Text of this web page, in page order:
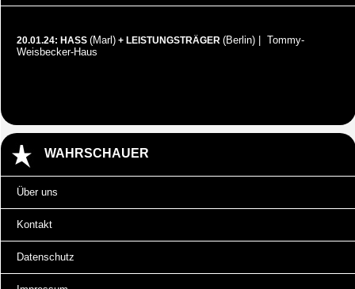
20.01.24: HASS (Marl) + LEISTUNGSTRÄGER (Berlin) | Tommy-
Weisbecker-Haus
WAHRSCHAUER
Über uns
Kontakt
Datenschutz